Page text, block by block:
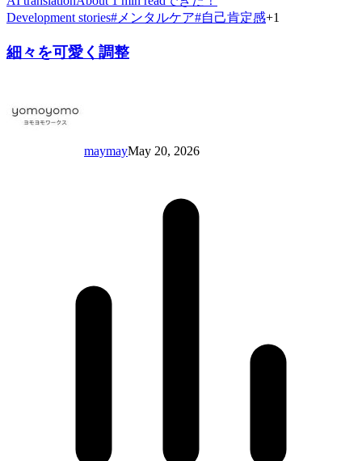
Development stories# メンタルケア#自己肯定感+1
細々を可愛く調整
maymayMay 20, 2026